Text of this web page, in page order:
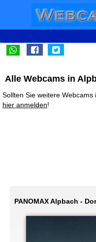
Alle Webcams in
Sollten Sie weitere
hier anmelden!
PANOMAX Alpbach -